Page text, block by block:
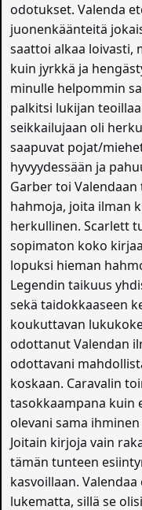
odotukset. Valenda
juonenkäänteitä
saattoi alkaa loivasti,
kuin jyrkkä ja
minulle helpommin
palkitsi lukijan
seikkailujaan oli
saapuvat pojat/
hyvyydessään ja
Garber toi
hahmoja, joita ilman
herkullinen. Scarlett
sopimaton koko
lopuksi hieman
Legendin taikuus
sekä taidokkaaseen
koukuttavan
odottanut Valendan
odottavani
koskaan. Caravalin
tasokkaampana kuin
olevani sama
Joitain kirjoja vain
tämän tunteen
kasvoillaan.
lukematta, sillä se